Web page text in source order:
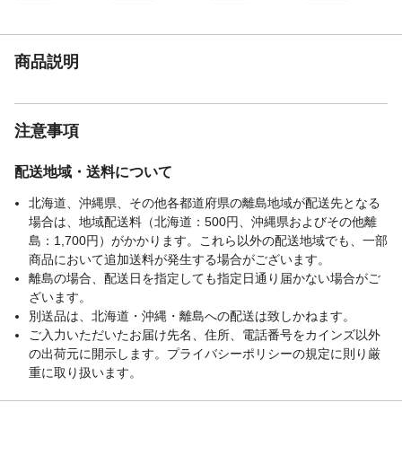
商品説明
注意事項
配送地域・送料について
北海道、沖縄県、その他各都道府県の離島地域が配送先となる
場合は、地域配送料（北海道：500円、沖縄県およびその他離
島：1,700円）がかかります。これら以外の配送地域でも、一部
商品において追加送料が発生する場合がございます。
離島の場合、配送日を指定しても指定日通り届かない場合がご
ざいます。
別送品は、北海道・沖縄・離島への配送は致しかねます。
ご入力いただいたお届け先名、住所、電話番号をカインズ以外
の出荷元に開示します。プライバシーポリシーの規定に則り厳
重に取り扱います。